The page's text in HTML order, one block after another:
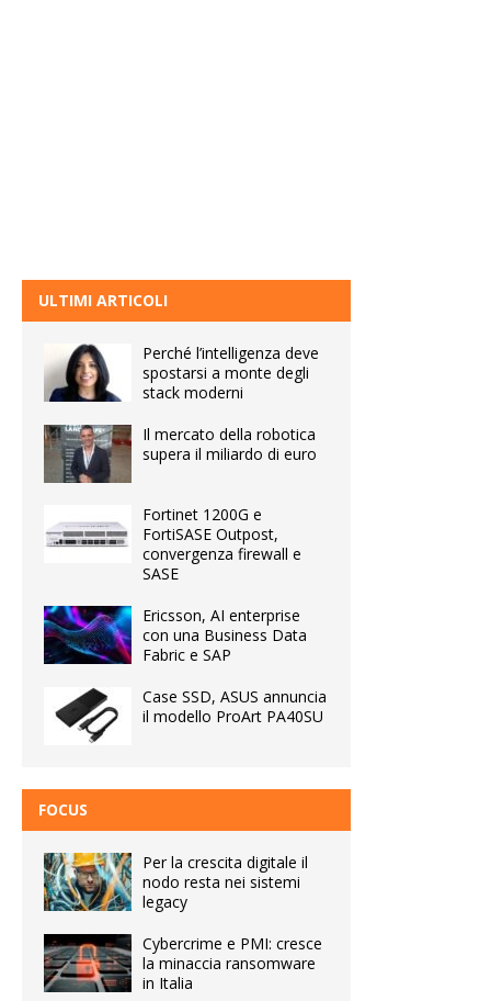
ULTIMI ARTICOLI
Perché l’intelligenza deve
spostarsi a monte degli
stack moderni
Il mercato della robotica
supera il miliardo di euro
Fortinet 1200G e
FortiSASE Outpost,
convergenza firewall e
SASE
Ericsson, AI enterprise
con una Business Data
Fabric e SAP
Case SSD, ASUS annuncia
il modello ProArt PA40SU
FOCUS
Per la crescita digitale il
nodo resta nei sistemi
legacy
Cybercrime e PMI: cresce
la minaccia ransomware
in Italia